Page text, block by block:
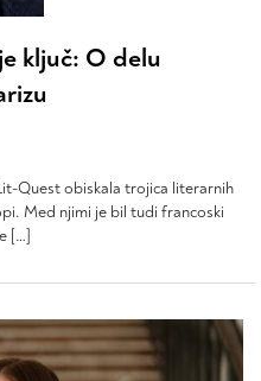
ključ: O delu
Quest obiskala trojica literarnih
Med njimi je bil tudi francoski
[…]